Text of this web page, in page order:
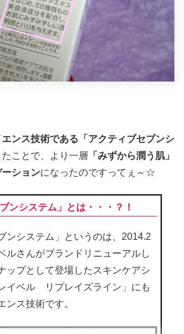
ンス技術である「アクティブセブンシ
たことで、より一層 「みずから潤う肌」
ションになったのですってぇ～☆
ンシステム」とは・・・？！
ンシステム」というのは、2014.2
ルさんがブランドリニューアルし
ップとして登場したスキンケアシ
イベル リプレイズライン」にも
ンス技術です。